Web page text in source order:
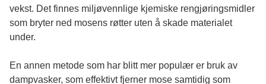
vekst. Det finnes miljøvennlige kjemiske rengjøringsmidler
som bryter ned mosens røtter uten å skade materialet
under.
En annen metode som har blitt mer populær er bruk av
dampvasker, som effektivt fjerner mose samtidig som